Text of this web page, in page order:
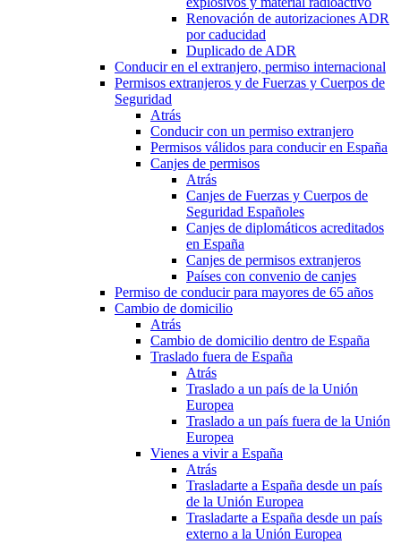
Renovación de autorizaciones ADR
por caducidad
Duplicado de ADR
Conducir en el extranjero, permiso internacional
Permisos extranjeros y de Fuerzas y Cuerpos de
Seguridad
Atrás
Conducir con un permiso extranjero
Permisos válidos para conducir en España
Canjes de permisos
Atrás
Canjes de Fuerzas y Cuerpos de
Seguridad Españoles
Canjes de diplomáticos acreditados
en España
Canjes de permisos extranjeros
Países con convenio de canjes
Permiso de conducir para mayores de 65 años
Cambio de domicilio
Atrás
Cambio de domicilio dentro de España
Traslado fuera de España
Atrás
Traslado a un país de la Unión
Europea
Traslado a un país fuera de la Unión
Europea
Vienes a vivir a España
Atrás
Trasladarte a España desde un país
de la Unión Europea
Trasladarte a España desde un país
externo a la Unión Europea